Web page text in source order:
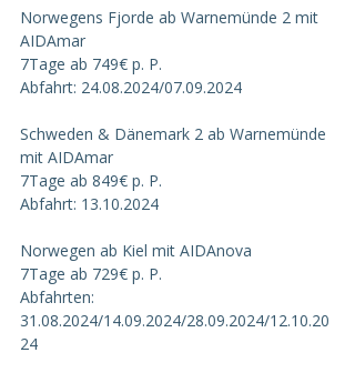
Norwegens Fjorde ab Warnemünde 2 mit
AIDAmar
7Tage ab 749€ p. P.
Abfahrt: 24.08.2024/07.09.2024
Schweden & Dänemark 2 ab Warnemünde
mit AIDAmar
7Tage ab 849€ p. P.
Abfahrt: 13.10.2024
Norwegen ab Kiel mit AIDAnova
7Tage ab 729€ p. P.
Abfahrten:
31.08.2024/14.09.2024/28.09.2024/12.10.20
24